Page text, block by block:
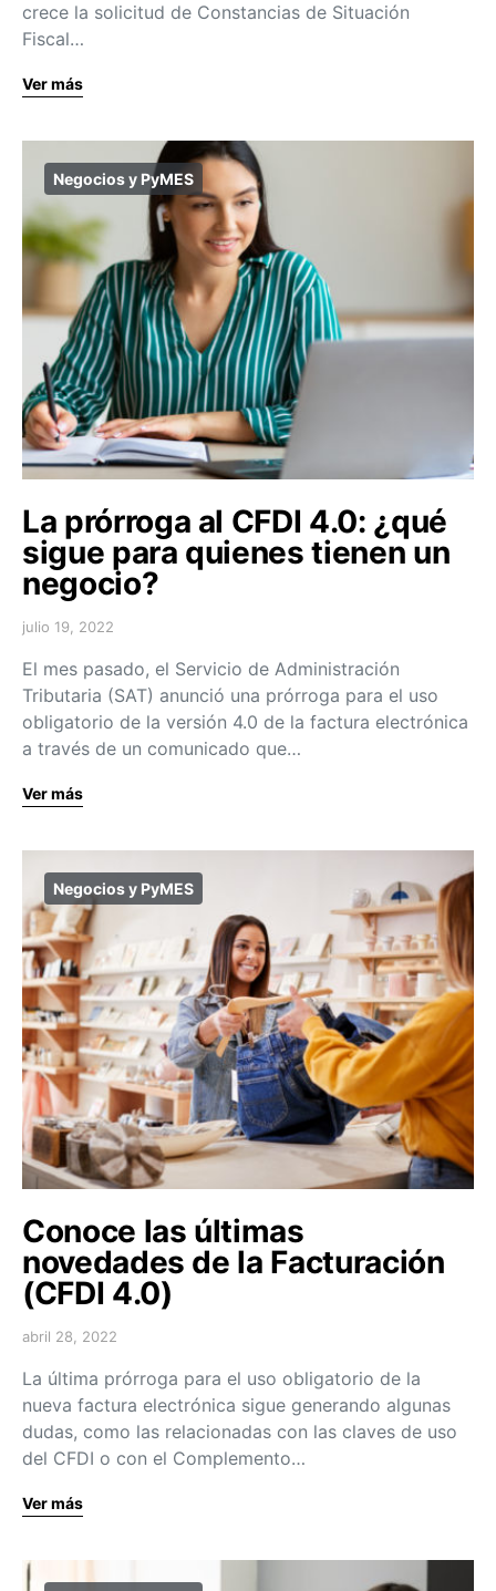
crece la solicitud de Constancias de Situación
Fiscal…
Ver más
Negocios y PyMES
La prórroga al CFDI 4.0: ¿qué
sigue para quienes tienen un
negocio?
julio 19, 2022
El mes pasado, el Servicio de Administración
Tributaria (SAT) anunció una prórroga para el uso
obligatorio de la versión 4.0 de la factura electrónica
a través de un comunicado que…
Ver más
Negocios y PyMES
Conoce las últimas
novedades de la Facturación
(CFDI 4.0)
abril 28, 2022
La última prórroga para el uso obligatorio de la
nueva factura electrónica sigue generando algunas
dudas, como las relacionadas con las claves de uso
del CFDI o con el Complemento…
Ver más